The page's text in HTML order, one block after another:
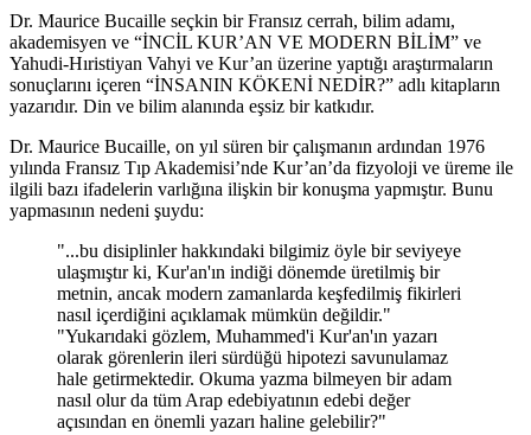
Dr. Maurice Bucaille seçkin bir Fransız cerrah, bilim adamı,
akademisyen ve “İNCİL KUR’AN VE MODERN BİLİM” ve
Yahudi-Hıristiyan Vahyi ve Kur’an üzerine yaptığı araştırmaların
sonuçlarını içeren “İNSANIN KÖKENİ NEDİR?” adlı kitapların
yazarıdır. Din ve bilim alanında eşsiz bir katkıdır.
Dr. Maurice Bucaille, on yıl süren bir çalışmanın ardından 1976
yılında Fransız Tıp Akademisi’nde Kur’an’da fizyoloji ve üreme ile
ilgili bazı ifadelerin varlığına ilişkin bir konuşma yapmıştır. Bunu
yapmasının nedeni şuydu:
"...bu disiplinler hakkındaki bilgimiz öyle bir seviyeye
ulaşmıştır ki, Kur'an'ın indiği dönemde üretilmiş bir
metnin, ancak modern zamanlarda keşfedilmiş fikirleri
nasıl içerdiğini açıklamak mümkün değildir."
"Yukarıdaki gözlem, Muhammed'i Kur'an'ın yazarı
olarak görenlerin ileri sürdüğü hipotezi savunulamaz
hale getirmektedir. Okuma yazma bilmeyen bir adam
nasıl olur da tüm Arap edebiyatının edebi değer
açısından en önemli yazarı haline gelebilir?"